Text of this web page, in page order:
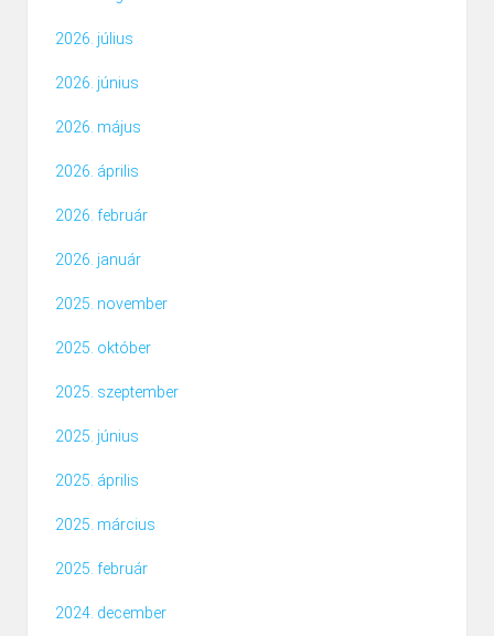
2026. július
2026. június
2026. május
2026. április
2026. február
2026. január
2025. november
2025. október
2025. szeptember
2025. június
2025. április
2025. március
2025. február
2024. december